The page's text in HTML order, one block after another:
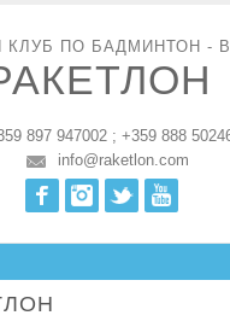
КЛУБ ПО БАДМИНТОН -
897 947002 ; +359 888
info@raketlon.com
FacebookInstagram
Twitter